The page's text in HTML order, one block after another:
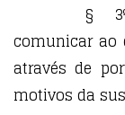
§
comunicar ao
através de
motivos da